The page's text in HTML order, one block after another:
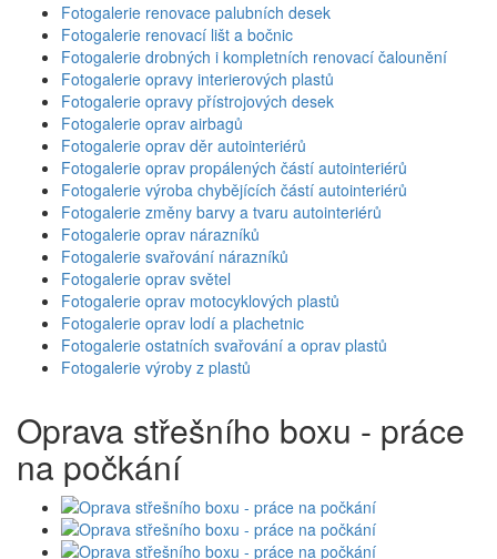
Fotogalerie renovace palubních desek
Fotogalerie renovací lišt a bočnic
Fotogalerie drobných i kompletních renovací čalounění
Fotogalerie opravy interierových plastů
Fotogalerie opravy přístrojových desek
Fotogalerie oprav airbagů
Fotogalerie oprav děr autointeriérů
Fotogalerie oprav propálených částí autointeriérů
Fotogalerie výroba chybějících částí autointeriérů
Fotogalerie změny barvy a tvaru autointeriérů
Fotogalerie oprav nárazníků
Fotogalerie svařování nárazníků
Fotogalerie oprav světel
Fotogalerie oprav motocyklových plastů
Fotogalerie oprav lodí a plachetnic
Fotogalerie ostatních svařování a oprav plastů
Fotogalerie výroby z plastů
Oprava střešního boxu - práce
na počkání